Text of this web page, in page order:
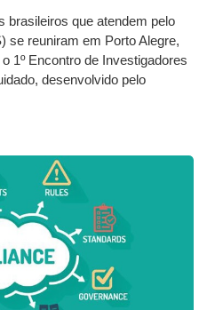
brasileiros que atendem pelo
se reuniram em Porto Alegre,
1º Encontro de Investigadores
desenvolvido pelo